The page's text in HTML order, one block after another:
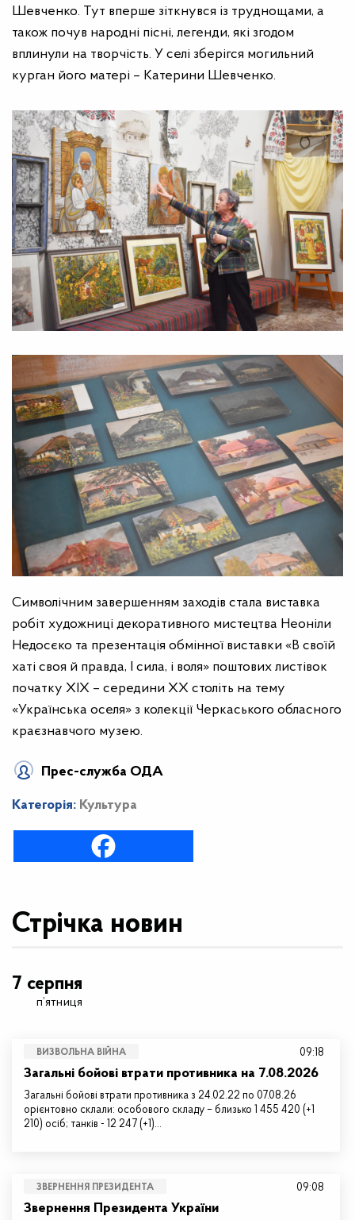
Шевченко. Тут вперше зіткнувся із труднощами, а
також почув народні пісні, легенди, які згодом
вплинули на творчість. У селі зберігся могильний
курган його матері – Катерини Шевченко.
Символічним завершенням заходів стала виставка
робіт художниці декоративного мистецтва Неоніли
Недосєко та презентація обмінної виставки «В своїй
хаті своя й правда, І сила, і воля» поштових листівок
початку ХІХ – середини ХХ століть на тему
«Українська оселя» з колекції Черкаського обласного
краєзнавчого музею.
Прес-служба ОДА
Категорія: Культура
Стрічка новин
7 серпня
п’ятниця
ВИЗВОЛЬНА ВІЙНА
Загальні бойові втрати противника на 7.08.2026
Загальні бойові втрати противника з 24.02.22 по 07.08.26
орієнтовно склали: особового складу – близько 1 455 420 (+1
210) осіб; танків - 12 247 (+1)…
09:18
ЗВЕРНЕННЯ ПРЕЗИДЕНТА
Звернення Президента України
09:08